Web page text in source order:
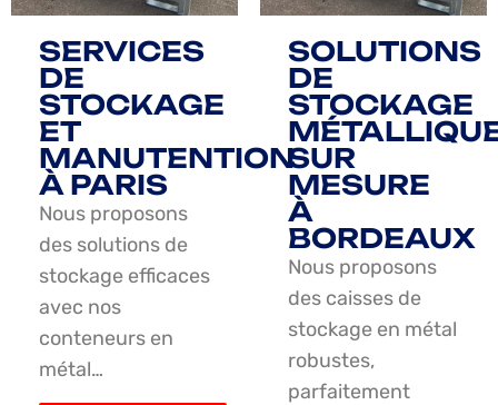
SERVICES
DE
STOCKAGE
ET
MANUTENTION
À PARIS
Nous proposons
des solutions de
stockage efficaces
avec nos
conteneurs en
métal…
SOLUTIONS
DE
STOCKAGE
SUR
MESURE
À
BORDEAUX
Nous proposons
des caisses de
stockage en métal
robustes,
parfaitement